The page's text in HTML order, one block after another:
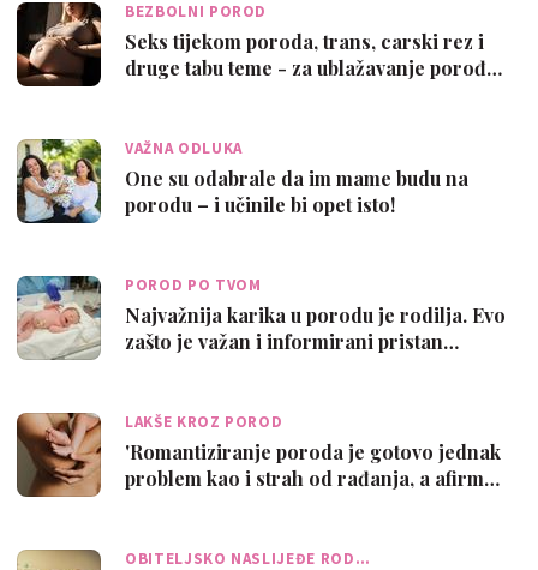
BEZBOLNI POROD
Seks tijekom poroda, trans, carski rez i
druge tabu teme - za ublažavanje porođ…
VAŽNA ODLUKA
One su odabrale da im mame budu na
porodu – i učinile bi opet isto!
POROD PO TVOM
Najvažnija karika u porodu je rodilja. Evo
zašto je važan i informirani pristan…
LAKŠE KROZ POROD
'Romantiziranje poroda je gotovo jednak
problem kao i strah od rađanja, a afirm…
OBITELJSKO NASLIJEĐE ROD…